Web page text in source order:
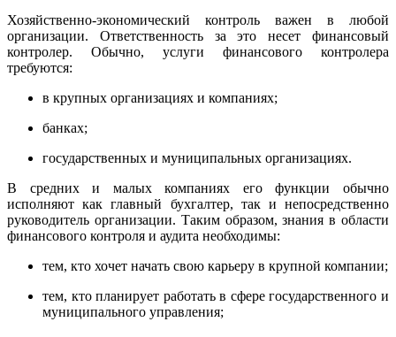
Хозяйственно-экономический контроль важен в любой
организации. Ответственность за это несет финансовый
контролер. Обычно, услуги финансового контролера
требуются:
в крупных организациях и компаниях;
банках;
государственных и муниципальных организациях.
В средних и малых компаниях его функции обычно
исполняют как главный бухгалтер, так и непосредственно
руководитель организации. Таким образом, знания в области
финансового контроля и аудита необходимы:
тем, кто хочет начать свою карьеру в крупной компании;
тем, кто планирует работать в сфере государственного и
муниципального управления;